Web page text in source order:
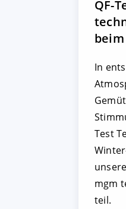
QF-
In
Test
mgm
teil.